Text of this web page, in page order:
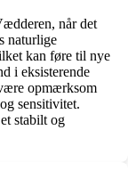
når det
naturlige
kan føre til nye
i eksisterende
opmærksom
sensitivitet.
stabilt og